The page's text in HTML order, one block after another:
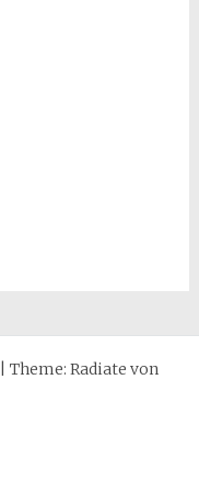
Theme: Radiate von